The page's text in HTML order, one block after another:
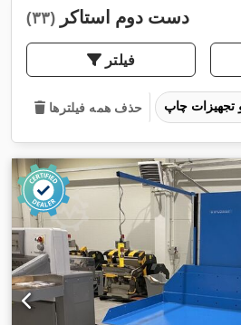
دست دوم استاکر (۳۳)
فیلتر
حذف همه فیلترها